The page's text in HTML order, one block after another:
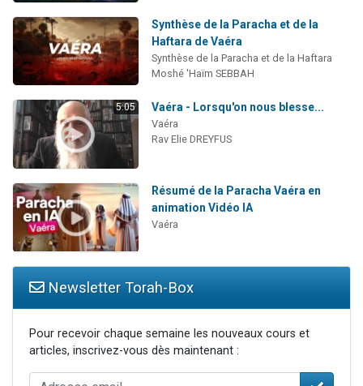
Synthèse de la Paracha et de la
Haftara de Vaéra
Synthèse de la Paracha et de la Haftara
Moshé 'Haïm SEBBAH
5:05 Vaéra - Lorsqu'on nous blesse...
Vaéra
Rav Elie DREYFUS
Résumé de la Paracha Vaéra en
animation Vidéo IA
Vaéra
Newsletter Torah-Box
Pour recevoir chaque semaine les nouveaux cours et
articles, inscrivez-vous dès maintenant :